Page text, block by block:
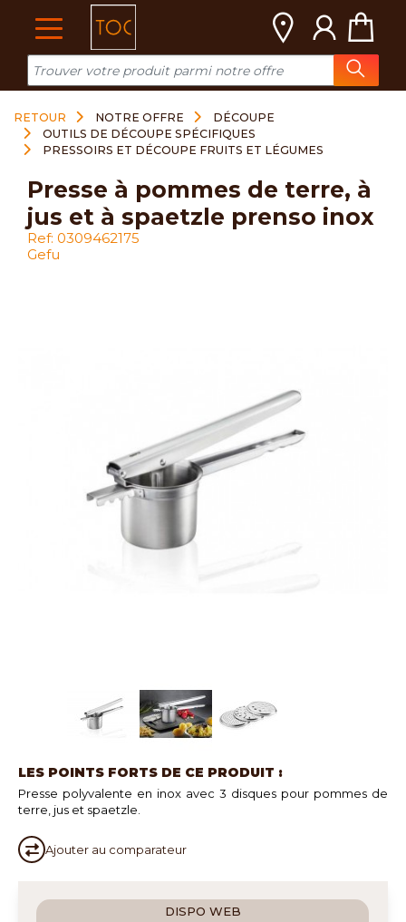
RETOUR NOTRE OFFRE
DÉCOUPE
OUTILS DE DÉCOUPE SPÉCIFIQUES
PRESSOIRS ET DÉCOUPE FRUITS ET LÉGUMES
LES POINTS FORTS DE CE PRODUIT :
Presse polyvalente en inox avec 3 disques pour pommes de
terre, jus et spaetzle.
Ajouter au comparateur
presse à pommes de terre, à
jus et à spaetzle prenso inox
Ref: 0309462175
Gefu
DISPO WEB
Cookies management panel